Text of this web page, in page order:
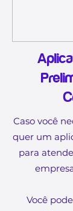
Caso você
quer um
para
Você